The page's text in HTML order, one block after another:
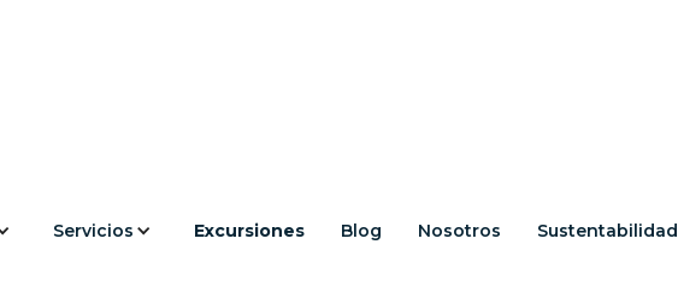
Servicios Excursiones Blog Nosotros Sustentabilidad
Eco-Lujo: Revelando las